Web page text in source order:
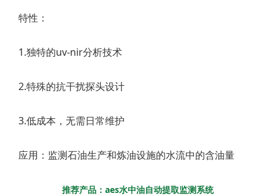
特性：
1.独特的uv-nir分析技术
2.特殊的抗干扰探头设计
3.低成本，无需日常维护
应用：监测石油生产和炼油设施的水流中的含油量
推荐产品：aes水中油自动提取监测系统